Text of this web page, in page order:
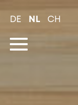
naar
inhoud
DE NL CH